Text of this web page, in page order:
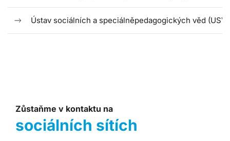
Ústav sociálních a speciálněpedagogických věd (USV)
Zůstaňme v kontaktu na
sociálních sítích